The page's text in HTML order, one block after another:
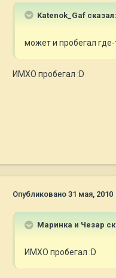
Katenok_Gaf сказал:
может и пробегал
ИМХО пробегал :D
Опубликовано 31 мая, 2010
Маринка и Чезар
ИМХО пробегал :D